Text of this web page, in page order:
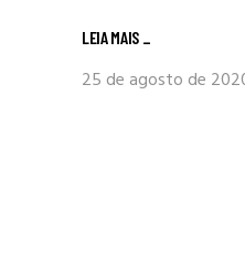
LEIA MAIS _
25 de agosto de